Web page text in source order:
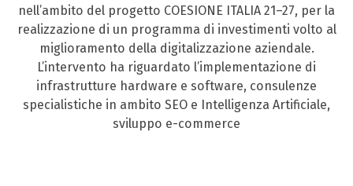
nell’ambito del progetto COESIONE ITALIA 21–27, per la
realizzazione di un programma di investimenti volto al
miglioramento della digitalizzazione aziendale.
L’intervento ha riguardato l’implementazione di
infrastrutture hardware e software, consulenze
specialistiche in ambito SEO e Intelligenza Artificiale,
sviluppo e-commerce